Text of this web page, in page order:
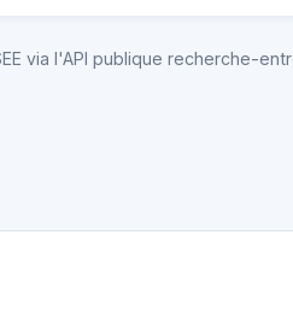
via l'API publique recherche-